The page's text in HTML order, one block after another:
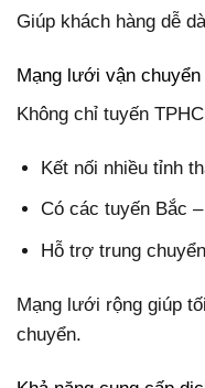
Giúp khách hàng dễ
Mạng lưới vận chuyển
Không chỉ tuyến
Kết nối nhiều tỉnh
Có các tuyến Bắc
Hỗ trợ trung
Mạng lưới rộng giúp
chuyển.